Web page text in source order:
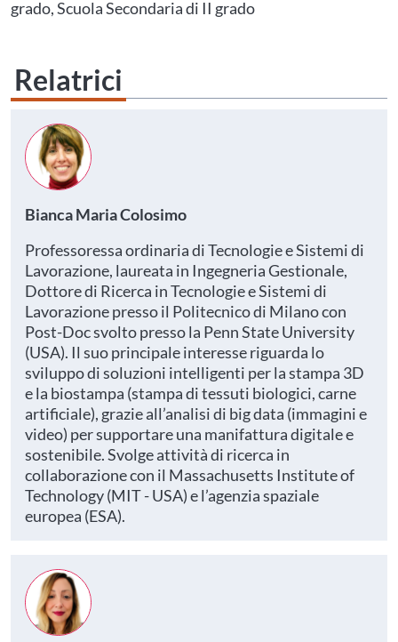
grado, Scuola Secondaria di II grado
Relatrici
Bianca Maria Colosimo
Professoressa ordinaria di Tecnologie e Sistemi di
Lavorazione, laureata in Ingegneria Gestionale,
Dottore di Ricerca in Tecnologie e Sistemi di
Lavorazione presso il Politecnico di Milano con
Post-Doc svolto presso la Penn State University
(USA). Il suo principale interesse riguarda lo
sviluppo di soluzioni intelligenti per la stampa 3D
e la biostampa (stampa di tessuti biologici, carne
artificiale), grazie all’analisi di big data (immagini e
video) per supportare una manifattura digitale e
sostenibile. Svolge attività di ricerca in
collaborazione con il Massachusetts Institute of
Technology (MIT - USA) e l’agenzia spaziale
europea (ESA).